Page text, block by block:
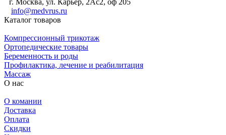
info@medvrus.ru
Каталог товаров
Компрессионный трикотаж
Ортопедические товары
Беременность и роды
Профилактика, лечение и реабилитация
Массаж
О нас
О комании
Доставка
Оплата
Скидки